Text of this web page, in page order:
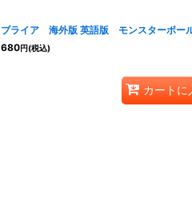
ブライア 海外版 英語版 モンスターボ
680円(税込)
カートに